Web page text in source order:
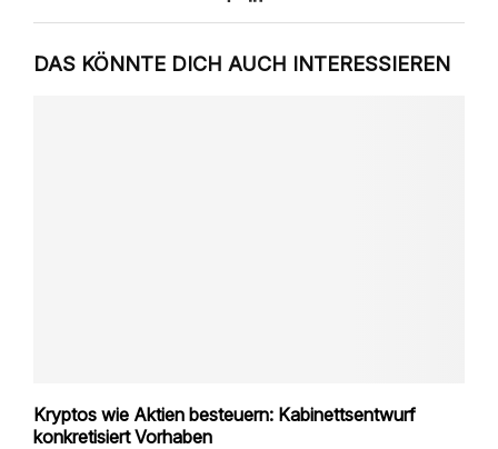
DAS KÖNNTE DICH AUCH INTERESSIEREN
Kryptos wie Aktien besteuern: Kabinettsentwurf
konkretisiert Vorhaben